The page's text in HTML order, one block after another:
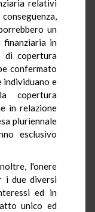
relativi
un
finanziaria in
di copertura
confermato
individuano e
copertura
in relazione
pluriennale
esclusivo
l'onere
i due diversi
ed in
unico ed